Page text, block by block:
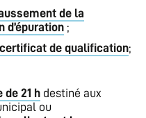
de la
d’épuration;
de qualification;
21 h destiné aux
ou